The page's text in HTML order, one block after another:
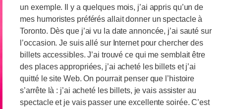
un exemple. Il y a quelques mois, j’ai appris qu’un de
mes humoristes préférés allait donner un spectacle à
Toronto. Dès que j’ai vu la date annoncée, j’ai sauté sur
l’occasion. Je suis allé sur Internet pour chercher des
billets accessibles. J’ai trouvé ce qui me semblait être
des places appropriées, j’ai acheté les billets et j’ai
quitté le site Web. On pourrait penser que l’histoire
s’arrête là : j’ai acheté les billets, je vais assister au
spectacle et je vais passer une excellente soirée. C’est